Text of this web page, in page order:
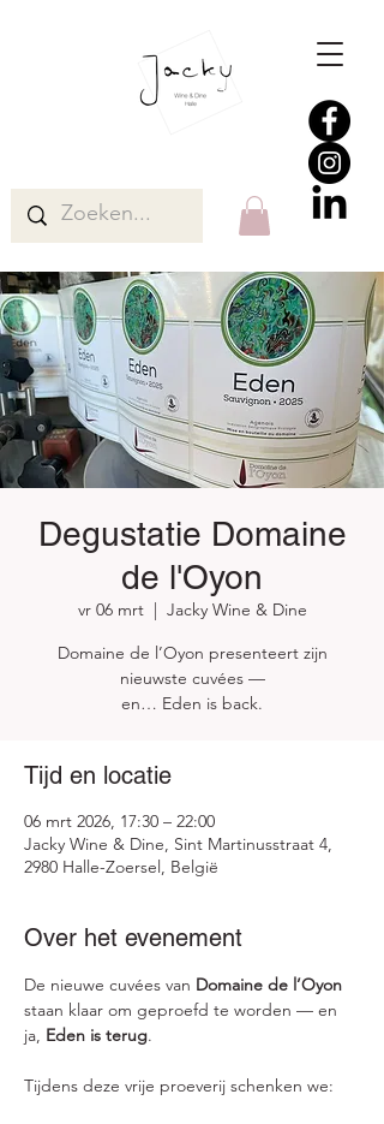
Degustatie Domaine
de l'Oyon
vr 06 mrt
  |
Jacky Wine & Dine
Domaine de l’Oyon presenteert zijn
nieuwste cuvées —
en… Eden is back.
Tijd en locatie
06 mrt 2026, 17:30 – 22:00
Jacky Wine & Dine, Sint Martinusstraat 4,
2980 Halle-Zoersel, België
Over het evenement
De nieuwe cuvées van Domaine de l’Oyon
staan klaar om geproefd te worden — en
ja, Eden is terug.
Tijdens deze vrije proeverij schenken we: